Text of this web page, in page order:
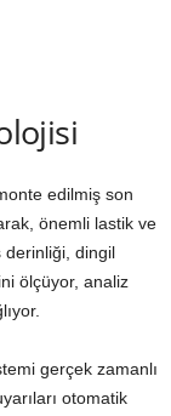
edilmiş son
önemli lastik ve
derinliği, dingil
ölçüyor, analiz
gerçek zamanlı
otomatik